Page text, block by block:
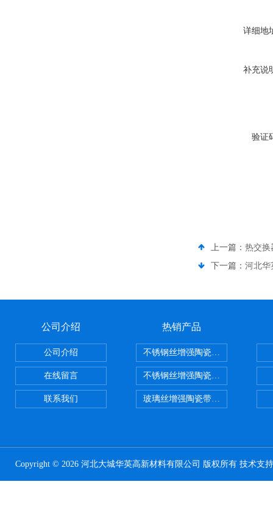
详细地
补充说
验证
上一篇： 热交换
下一篇： 河北华
公司介绍
公司介绍
在线留言
联系我们
热销产品
不锈钢丝增强陶瓷纤维布，陶瓷布
不锈钢丝增强陶瓷纤维布应用范围
玻璃丝增强陶瓷带，硅酸铝纤维
Copyright © 2026 河北大城华英高新材料有限公司 版权所有 技术支